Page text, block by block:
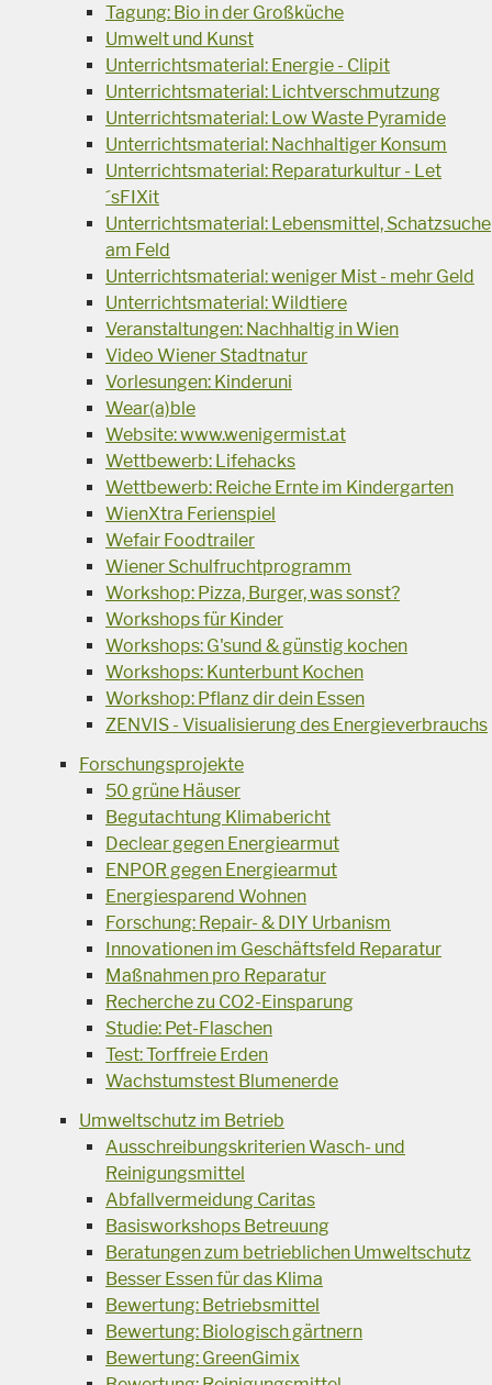
Tagung: Bio in der Großküche
Umwelt und Kunst
Unterrichtsmaterial: Energie - Clipit
Unterrichtsmaterial: Lichtverschmutzung
Unterrichtsmaterial: Low Waste Pyramide
Unterrichtsmaterial: Nachhaltiger Konsum
Unterrichtsmaterial: Reparaturkultur - Let
´sFIXit
Unterrichtsmaterial: Lebensmittel, Schatzsuche
am Feld
Unterrichtsmaterial: weniger Mist - mehr Geld
Unterrichtsmaterial: Wildtiere
Veranstaltungen: Nachhaltig in Wien
Video Wiener Stadtnatur
Vorlesungen: Kinderuni
Wear(a)ble
Website: www.wenigermist.at
Wettbewerb: Lifehacks
Wettbewerb: Reiche Ernte im Kindergarten
WienXtra Ferienspiel
Wefair Foodtrailer
Wiener Schulfruchtprogramm
Workshop: Pizza, Burger, was sonst?
Workshops für Kinder
Workshops: G'sund & günstig kochen
Workshops: Kunterbunt Kochen
Workshop: Pflanz dir dein Essen
ZENVIS - Visualisierung des Energieverbrauchs
Forschungsprojekte
50 grüne Häuser
Begutachtung Klimabericht
Declear gegen Energiearmut
ENPOR gegen Energiearmut
Energiesparend Wohnen
Forschung: Repair- & DIY Urbanism
Innovationen im Geschäftsfeld Reparatur
Maßnahmen pro Reparatur
Recherche zu CO2-Einsparung
Studie: Pet-Flaschen
Test: Torffreie Erden
Wachstumstest Blumenerde
Umweltschutz im Betrieb
Ausschreibungskriterien Wasch- und
Reinigungsmittel
Abfallvermeidung Caritas
Basisworkshops Betreuung
Beratungen zum betrieblichen Umweltschutz
Besser Essen für das Klima
Bewertung: Betriebsmittel
Bewertung: Biologisch gärtnern
Bewertung: GreenGimix